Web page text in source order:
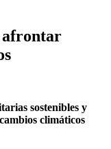
afrontar
sostenibles y
climáticos